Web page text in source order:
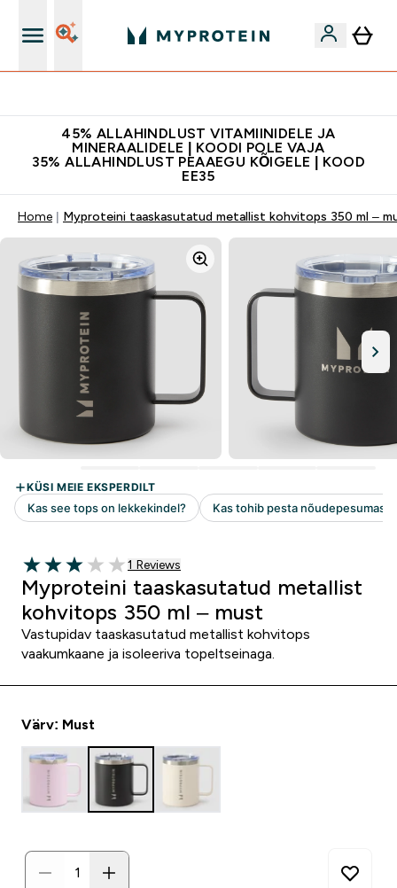
45% ALLAHINDLUST VITAMIINIDELE JA
MINERAALIDELE | KOODI POLE VAJA
35% ALLAHINDLUST PEAAEGU KÕIGELE | KOOD
EE35
Home Myproteini taaskasutatud metallist kohvitops 350 ml –
3 out of 5 stars
1 customer reviews
1 Reviews
Myproteini taaskasutatud metallist
kohvitops 350 ml – must
Vastupidav taaskasutatud metallist kohvitops
vaakumkaane ja isoleeriva topeltseinaga.
Värv: Must